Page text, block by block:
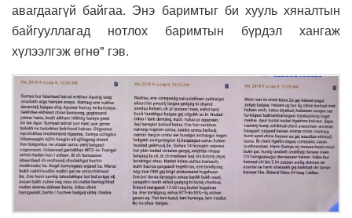
авагдаагүй байгаа. Энэ баримтыг би хууль хяналтын
байгууллагад нотлох баримтын бүрдэл хангаж
хүлээлгэж өгнө" гэв.